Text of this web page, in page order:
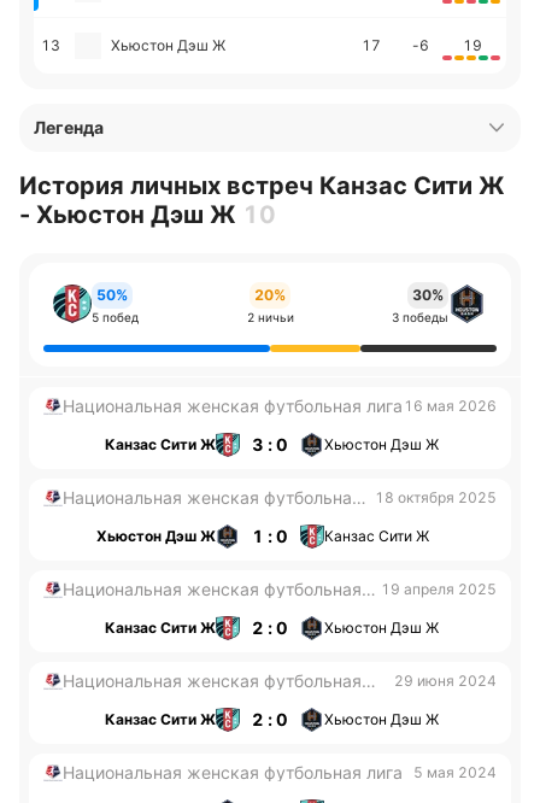
13 Хьюстон Дэш Ж 17 -6 19
Легенда
История личных встреч Канзас Сити Ж
- Хьюстон Дэш Ж 10
50%
5 побед
20%
2 ничьи
30%
3 победы
Национальная женская футбольная лига 16 мая 2026
Канзас Сити Ж 3 : 0 Хьюстон Дэш Ж
Национальная женская футбольная
18 октября 2025
Хьюстон Дэш Ж 1 : 0 Канзас Сити Ж
Национальная женская футбольная
19 апреля 2025
Канзас Сити Ж 2 : 0 Хьюстон Дэш Ж
Национальная женская футбольная
29 июня 2024
Канзас Сити Ж 2 : 0 Хьюстон Дэш Ж
Национальная женская футбольная лига 5 мая 2024